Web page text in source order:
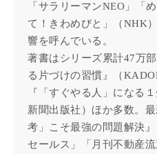
「サラリーマンNEO」「
て！きわめびと」（NHK
響を呼んでいる。
著書はシリーズ累計47万
る片づけの習慣』（
『「すぐやる人」になる
新聞出版社）ほか多数。
考」こそ最強の問題解決
セールス」「月刊不動産